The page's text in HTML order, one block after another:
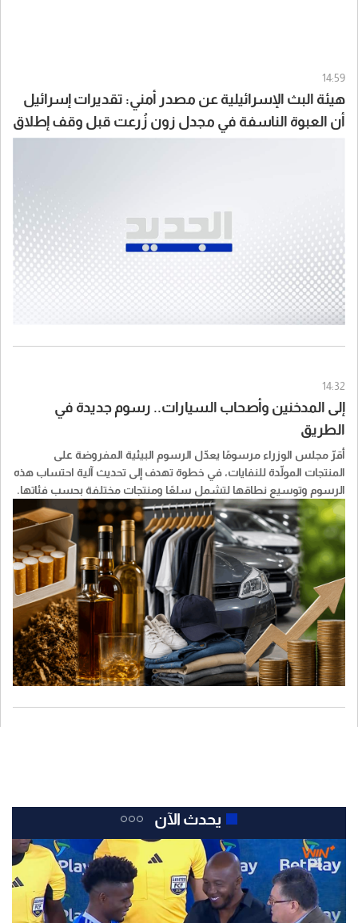
14:59
هيئة البث الإسرائيلية عن مصدر أمني: تقديرات إسرائيل
أن العبوة الناسفة في مجدل زون زُرعت قبل وقف إطلاق
14:32
إلى المدخنين وأصحاب السيارات.. رسوم جديدة في
الطريق
أقرّ مجلس الوزراء مرسومًا يعدّل الرسوم البيئية المفروضة على
المنتجات المولّدة للنفايات، في خطوة تهدف إلى تحديث آلية احتساب هذه
الرسوم وتوسيع نطاقها لتشمل سلعًا ومنتجات مختلفة بحسب فئاتها.
يحدث الآن